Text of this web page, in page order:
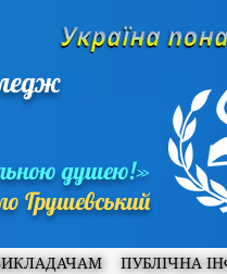
душею!»
Грушевський
ПУБЛІЧНА